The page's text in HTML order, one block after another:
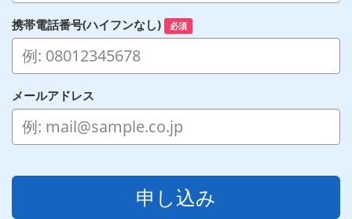
携帯電話番号(ハイフンなし) 必須
メールアドレス
申し込み